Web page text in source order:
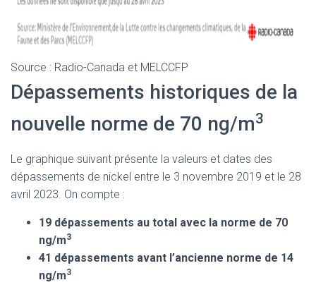
Source : Radio-Canada et MELCCFP
Dépassements historiques de la
nouvelle norme de 70 ng/m3
Le graphique suivant présente la valeurs et dates des
dépassements de nickel entre le 3 novembre 2019 et le 28
avril 2023. On compte :
19 dépassements au total avec la norme de 70
ng/m3
41 dépassements avant l’ancienne norme de 14
ng/m3